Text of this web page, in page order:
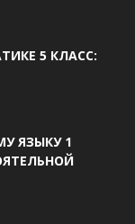
5 КЛАСС:
ЯЗЫКУ 1